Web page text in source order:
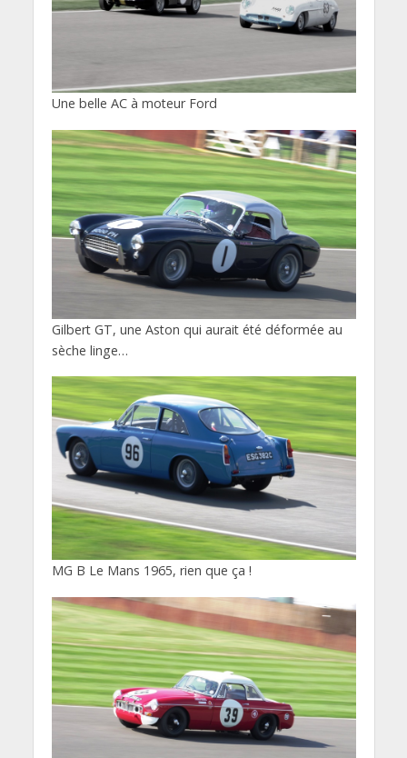
Une belle AC à moteur Ford
Gilbert GT, une Aston qui aurait été déformée au
sèche linge…
MG B Le Mans 1965, rien que ça !